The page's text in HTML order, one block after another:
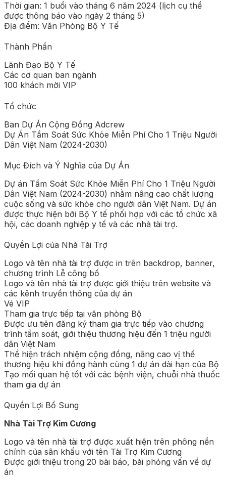
Thời gian: 1 buổi vào tháng 6 năm 2024 (lịch cụ thể
được thông báo vào ngày 2 tháng 5)
Địa điểm: Văn Phòng Bộ Y Tế
Thành Phần
Lãnh Đạo Bộ Y Tế
Các cơ quan ban ngành
100 khách mời VIP
Tổ chức
Ban Dự Án Cộng Đồng Adcrew
Dự Án Tầm Soát Sức Khỏe Miễn Phí Cho 1 Triệu Người
Dân Việt Nam (2024-2030)
Mục Đích và Ý Nghĩa của Dự Án
Dự án Tầm Soát Sức Khỏe Miễn Phí Cho 1 Triệu Người
Dân Việt Nam (2024-2030) nhằm nâng cao chất lượng
cuộc sống và sức khỏe cho người dân Việt Nam. Dự án
được thực hiện bởi Bộ Y tế phối hợp với các tổ chức xã
hội, các doanh nghiệp y tế và các nhà tài trợ.
Quyền Lợi của Nhà Tài Trợ
Logo và tên nhà tài trợ được in trên backdrop, banner,
chương trình Lễ công bố
Logo và tên nhà tài trợ được giới thiệu trên website và
các kênh truyền thông của dự án
Vé VIP
Tham gia trực tiếp tại văn phòng Bộ
Được ưu tiên đăng ký tham gia trực tiếp vào chương
trình tầm soát, giới thiệu thương hiệu đến 1 triệu người
dân Việt Nam
Thể hiện trách nhiệm cộng đồng, nâng cao vị thế
thương hiệu khi đồng hành cùng 1 dự án dài hạn của Bộ
Tạo mối quan hệ tốt với các bệnh viện, chuỗi nhà thuốc
tham gia dự án
Quyền Lợi Bổ Sung
Nhà Tài Trợ Kim Cương
Logo và tên nhà tài trợ được xuất hiện trên phông nền
chính của sân khấu với tên Tài Trợ Kim Cương
Được giới thiệu trong 20 bài báo, bài phỏng vấn về dự
án